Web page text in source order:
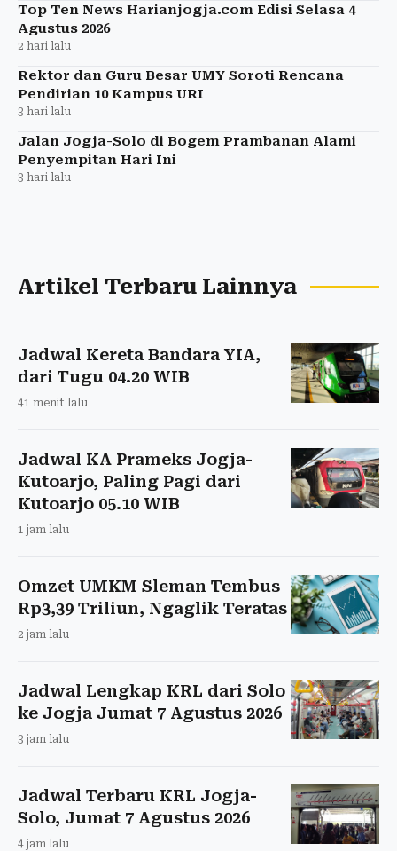
Top Ten News Harianjogja.com Edisi Selasa 4
Agustus 2026
2 hari lalu
Rektor dan Guru Besar UMY Soroti Rencana
Pendirian 10 Kampus URI
3 hari lalu
Jalan Jogja-Solo di Bogem Prambanan Alami
Penyempitan Hari Ini
3 hari lalu
Artikel Terbaru Lainnya
Jadwal Kereta Bandara YIA,
dari Tugu 04.20 WIB
41 menit lalu
Jadwal KA Prameks Jogja-
Kutoarjo, Paling Pagi dari
Kutoarjo 05.10 WIB
1 jam lalu
Omzet UMKM Sleman Tembus
Rp3,39 Triliun, Ngaglik Teratas
2 jam lalu
Jadwal Lengkap KRL dari Solo
ke Jogja Jumat 7 Agustus 2026
3 jam lalu
Jadwal Terbaru KRL Jogja-
Solo, Jumat 7 Agustus 2026
4 jam lalu